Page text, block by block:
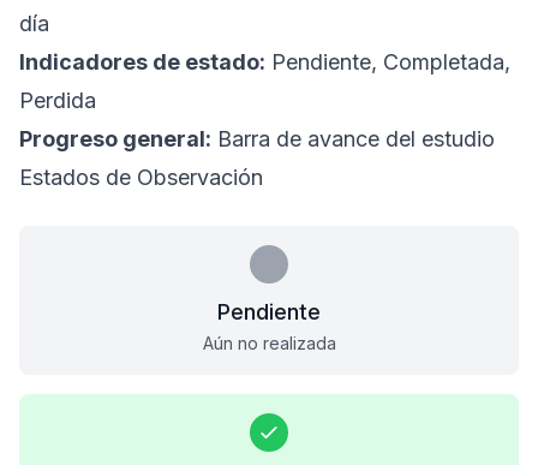
día
Indicadores de estado: Pendiente, Completada,
Perdida
Progreso general: Barra de avance del estudio
Estados de Observación
Pendiente
Aún no realizada